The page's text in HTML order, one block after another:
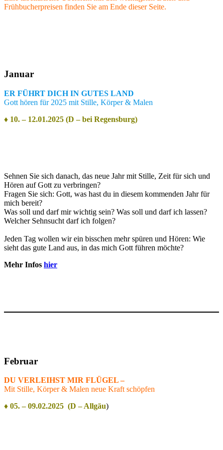
Frühbucherpreisen finden Sie am Ende dieser Seite.
Januar
ER FÜHRT DICH IN GUTES LAND
Gott hören für 2025 mit Stille, Körper & Malen
♦ 10. – 12.01.2025 (D – bei Regensburg)
Sehnen Sie sich danach, das neue Jahr mit Stille, Zeit für sich und
Hören auf Gott zu verbringen?
Fragen Sie sich: Gott, was hast du in diesem kommenden Jahr für
mich bereit?
Was soll und darf mir wichtig sein? Was soll und darf ich lassen?
Welcher Sehnsucht darf ich folgen?
Jeden Tag wollen wir ein bisschen mehr spüren und Hören: Wie
sieht das gute Land aus, in das mich Gott führen möchte?
Mehr Infos hier
Februar
DU VERLEIHST MIR FLÜGEL –
Mit Stille, Körper & Malen neue Kraft schöpfen
♦ 05. – 09.02.2025 (D – Allgäu)